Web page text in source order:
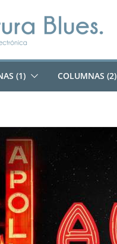
(1) COLUMNAS (2)